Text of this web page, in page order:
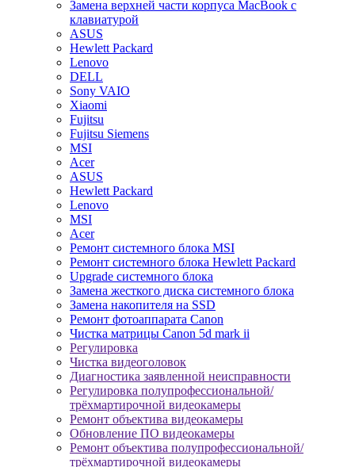
Замена верхней части корпуса MacBook с
клавиатурой
ASUS
Hewlett Packard
Lenovo
DELL
Sony VAIO
Xiaomi
Fujitsu
Fujitsu Siemens
MSI
Acer
ASUS
Hewlett Packard
Lenovo
MSI
Acer
Ремонт системного блока MSI
Ремонт системного блока Hewlett Packard
Upgrade системного блока
Замена жесткого диска системного блока
Замена накопителя на SSD
Ремонт фотоаппарата Canon
Чистка матрицы Canon 5d mark ii
Регулировка
Чистка видеоголовок
Диагностика заявленной неисправности
Регулировка полупрофессиональной/
трёхмартирочной видеокамеры
Ремонт объектива видеокамеры
Обновление ПО видеокамеры
Ремонт объектива полупрофессиональной/
трёхмартирочной видеокамеры